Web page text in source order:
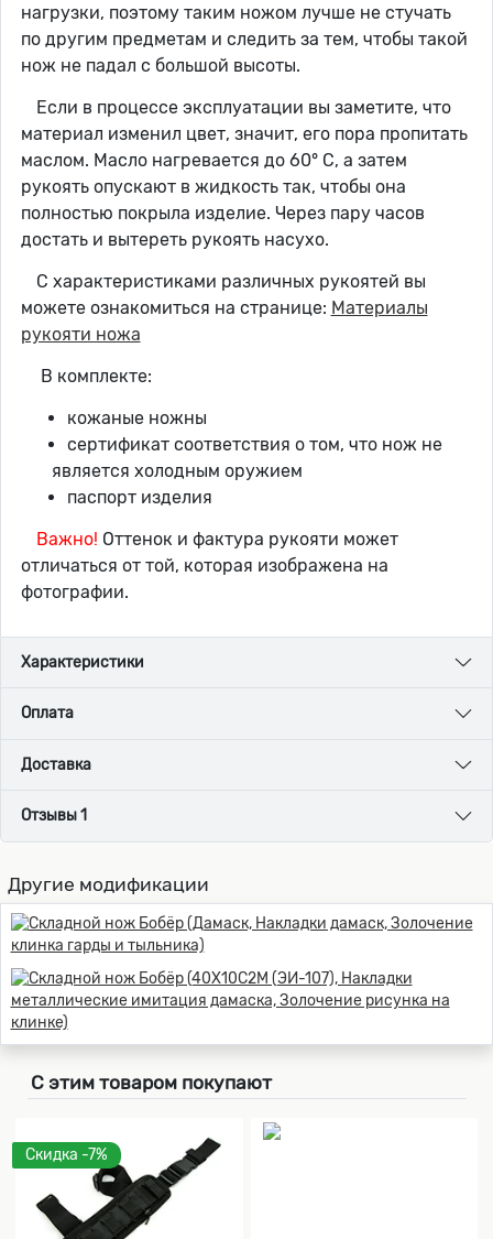
нагрузки, поэтому таким ножом лучше не стучать
по другим предметам и следить за тем, чтобы такой
нож не падал с большой высоты.
Если в процессе эксплуатации вы заметите, что
материал изменил цвет, значит, его пора пропитать
маслом. Масло нагревается до 60° C, а затем
рукоять опускают в жидкость так, чтобы она
полностью покрыла изделие. Через пару часов
достать и вытереть рукоять насухо.
С характеристиками различных рукоятей вы
можете ознакомиться на странице: Материалы
рукояти ножа
В комплекте:
кожаные ножны
сертификат соответствия о том, что нож не
является холодным оружием
паспорт изделия
Важно! Оттенок и фактура рукояти может
отличаться от той, которая изображена на
фотографии.
Характеристики
Оплата
Доставка
Отзывы 1
Другие модификации
С этим товаром покупают
Скидка -7%